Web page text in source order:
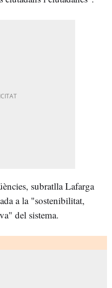
subratlla Lafarga
a la "sostenibilitat,
del sistema.